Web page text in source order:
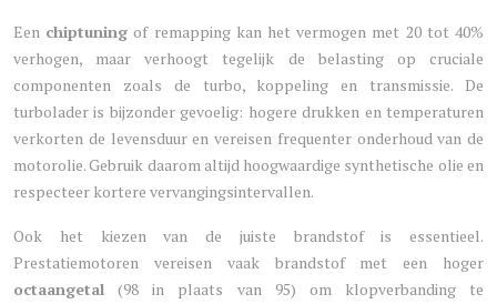
Een chiptuning of remapping kan het vermogen met 20 tot 40%
verhogen, maar verhoogt tegelijk de belasting op cruciale
componenten zoals de turbo, koppeling en transmissie. De
turbolader is bijzonder gevoelig: hogere drukken en temperaturen
verkorten de levensduur en vereisen frequenter onderhoud van de
motorolie. Gebruik daarom altijd hoogwaardige synthetische olie en
respecteer kortere vervangingsintervallen.
Ook het kiezen van de juiste brandstof is essentieel.
Prestatiemotoren vereisen vaak brandstof met een hoger
octaangetal (98 in plaats van 95) om klopverbanding te